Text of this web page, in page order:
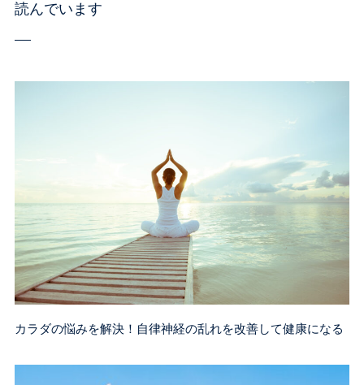
読んでいます
カラダの悩みを解決！自律神経の乱れを改善して健康になる